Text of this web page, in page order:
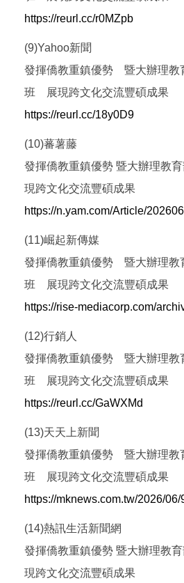
https://reurl.cc/r0MZpb
(9)Yahoo新聞
發揮僑教重鎮優勢 暨大辦理教
班 展現跨文化交流豐碩成果
https://reurl.cc/18y0D9
(10)蕃薯藤
發揮僑教重鎮優勢 暨大辦理教
現跨文化交流豐碩成果
https://n.yam.com/Article/
(11)崛起新傳媒
發揮僑教重鎮優勢 暨大辦理教
班 展現跨文化交流豐碩成果
https://rise-mediacorp.com/
(12)行銷人
發揮僑教重鎮優勢 暨大辦理教
班 展現跨文化交流豐碩成果
https://reurl.cc/GaWXMd
(13)天天上新聞
發揮僑教重鎮優勢 暨大辦理教
班 展現跨文化交流豐碩成果
https://mknews.com.tw/2026/
(14)熱訊生活新聞網
發揮僑教重鎮優勢 暨大辦理教
現跨文化交流豐碩成果